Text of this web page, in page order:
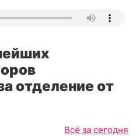
отделение от
Всё за сегодня